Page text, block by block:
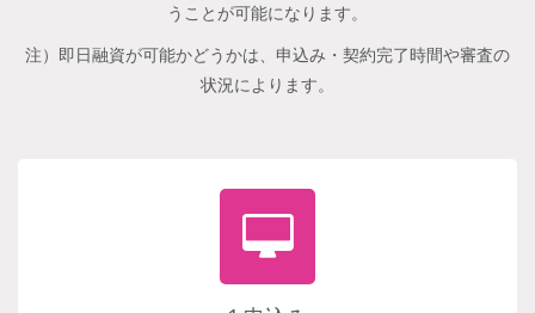
うことが可能になります。
注）即日融資が可能かどうかは、申込み・契約完了時間や審査の
状況によります。